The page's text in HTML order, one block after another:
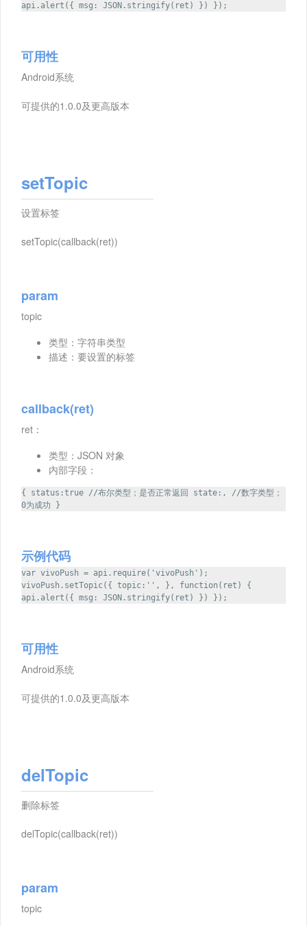
api.alert({ msg: JSON.stringify(ret) }) });
可用性
Android系统
可提供的1.0.0及更高版本
setTopic
设置标签
setTopic(callback(ret))
param
topic
类型：字符串类型
描述：要设置的标签
callback(ret)
ret：
类型：JSON 对象
内部字段：
{ status:true //布尔类型；是否正常返回 state:, //数字类型；
0为成功 }
示例代码
var vivoPush = api.require('vivoPush');
vivoPush.setTopic({ topic:'', }, function(ret) {
api.alert({ msg: JSON.stringify(ret) }) });
可用性
Android系统
可提供的1.0.0及更高版本
delTopic
删除标签
delTopic(callback(ret))
param
topic